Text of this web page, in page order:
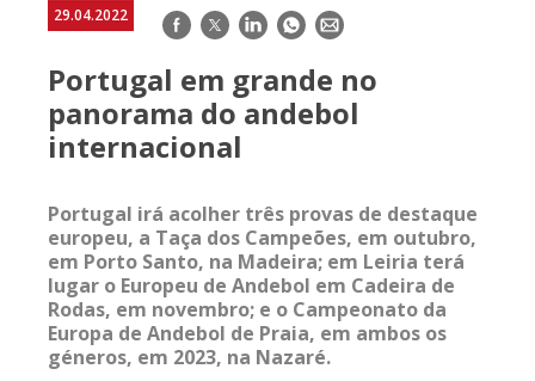
29.04.2022 Facebook
TwitterLinkedInWhatsApp
E-
Portugal em grande no
panorama do andebol
internacional
Portugal irá acolher três provas de destaque
europeu, a Taça dos Campeões, em outubro,
em Porto Santo, na Madeira; em Leiria terá
lugar o Europeu de Andebol em Cadeira de
Rodas, em novembro; e o Campeonato da
Europa de Andebol de Praia, em ambos os
géneros, em 2023, na Nazaré.